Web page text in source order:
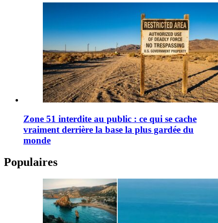
Zone 51 interdite au public : ce qui se cache
vraiment derrière la base la plus gardée du
monde
Populaires